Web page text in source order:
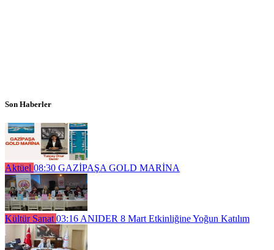
Son Haberler
Aktüel 08:30 GAZİPAŞA GOLD MARİNA
Kültür Sanat 03:16 ANIDER 8 Mart Etkinliğine Yoğun Katılım